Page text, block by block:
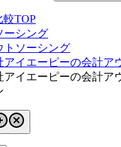
TOP
ーシング
トソーシング
アイエーピーの会計ア
アイエーピーの会計ア